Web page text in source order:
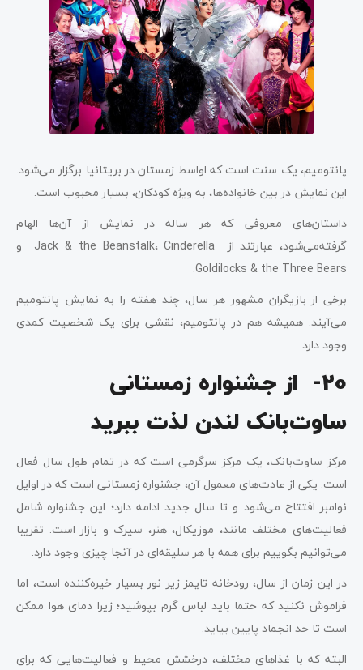
پانتومیم، یک سنت است که اواسط زمستان در بریتانیا برگزار می‌شود.
این نمایش در بین خانواده‌ها، به ویژه کودکان، بسیار محبوب است.
داستان‌های معروفی که هر ساله در نمایش از آن‌ها الهام
گرفته‌می‌شود، عبارتند از Jack & the Beanstalk، Cinderella و
Goldilocks & the Three Bears.
برخی از بازیگران مشهور هر سال، چند هفته را به نمایش پانتومیم
می‌آیند. همیشه هم در پانتومیم، نقشی برای یک شخصیت کمدی
وجود دارد.
20- از جشنواره زمستانی
ساوت‌بانک لندن لذت ببرید
مرکز ساوت‌بانک، یک مرکز سرگرمی است که در تمام طول سال فعال
است. یکی از عادت‌های معمول آن، جشنواره زمستانی است که در اوایل
نوامبر افتتاح می‌شود و تا سال جدید ادامه دارد؛ این جشنواره شامل
فعالیت‌های مختلف مانند، موزیکال، هنر، سیرک و بازار است. تقریبا
می‌توانیم بگوییم برای همه با هر سلیقه‌ای در آنجا چیزی وجود دارد.
در این زمان از سال، رودخانه تایمز زیر نور بسیار خیره‌کننده است، اما
فراموش نکنید که حتما باید لباس گرم بپوشید؛ زیرا دمای هوا ممکن
است تا حد انجماد پایین بیاید.
البته که با غذاهای مختلف، درخشش محیط و فعالیت‌هایی که برای